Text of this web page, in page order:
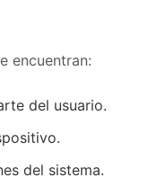
encuentran:
del usuario.
del sistema.